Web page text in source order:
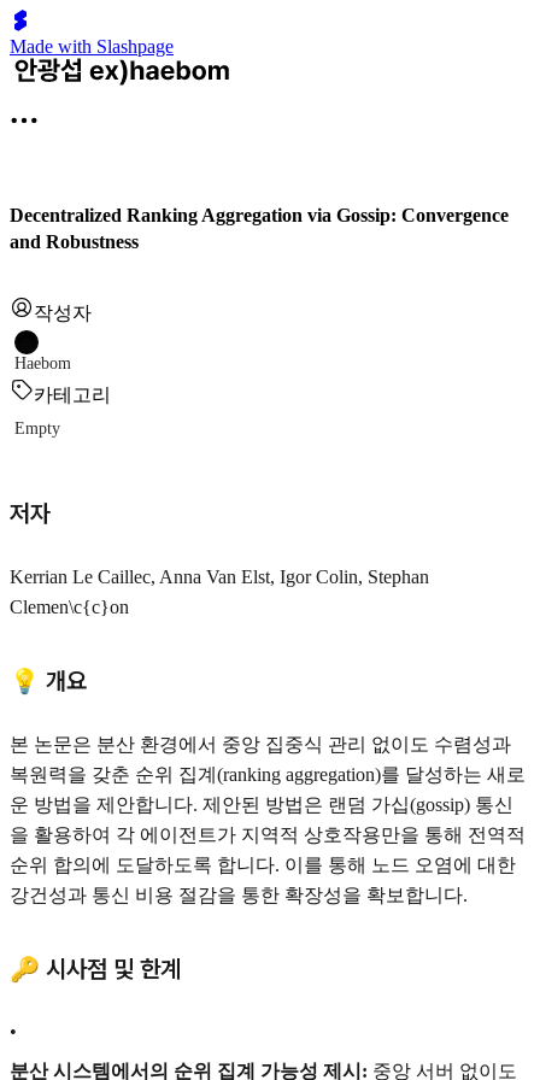
Made with Slashpage
Decentralized Ranking Aggregation via Gossip: Convergence
and Robustness
작성자
Haebom
카테고리
Empty
저자
Kerrian Le Caillec, Anna Van Elst, Igor Colin, Stephan
Clemen\c{c}on
💡 개요
본 논문은 분산 환경에서 중앙 집중식 관리 없이도 수렴성과
복원력을 갖춘 순위 집계(ranking aggregation)를 달성하는 새로
운 방법을 제안합니다. 제안된 방법은 랜덤 가십(gossip) 통신
을 활용하여 각 에이전트가 지역적 상호작용만을 통해 전역적
순위 합의에 도달하도록 합니다. 이를 통해 노드 오염에 대한
강건성과 통신 비용 절감을 통한 확장성을 확보합니다.
🔑 시사점 및 한계
•
분산 시스템에서의 순위 집계 가능성 제시: 중앙 서버 없이도